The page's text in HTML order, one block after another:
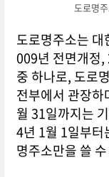
도로명
도로명주소는
009년 전면개정,
중 하나로, 도로
전부에서 관장
월 31일까지는
4년 1월 1일부터
명주소만을 쓸